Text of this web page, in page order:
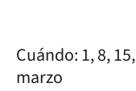
Cuándo: 1, 8,
marzo